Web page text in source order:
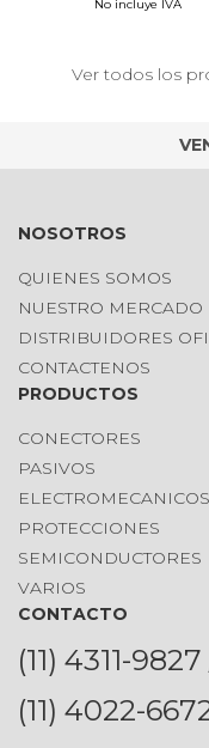
No incluye IVA
Ver todos los
NOSOTROS
QUIENES SOMOS
NUESTRO MERCADO
DISTRIBUIDORES
CONTACTENOS
PRODUCTOS
CONECTORES
PASIVOS
ELECTROMECANICOS
PROTECCIONES
SEMICONDUCTORES
VARIOS
CONTACTO
(11) 4311-
(11) 4022-